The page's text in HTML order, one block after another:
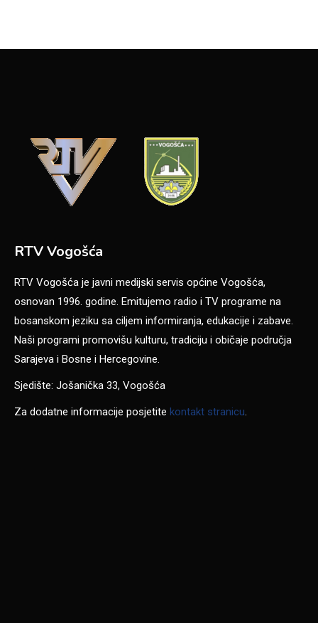
RTV Vogošća
RTV Vogošća je javni medijski servis općine Vogošća,
osnovan 1996. godine. Emitujemo radio i TV programe na
bosanskom jeziku sa ciljem informiranja, edukacije i zabave.
Naši programi promovišu kulturu, tradiciju i običaje područja
Sarajeva i Bosne i Hercegovine.
Sjedište: Jošanička 33, Vogošća
Za dodatne informacije posjetite kontakt stranicu.